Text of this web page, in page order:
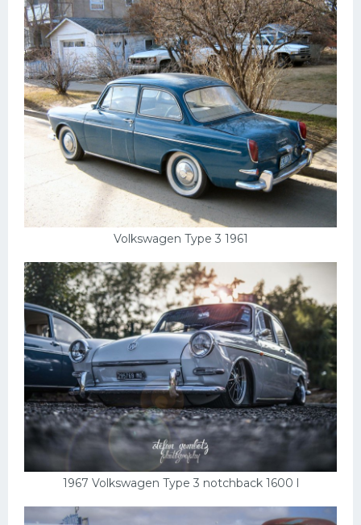
Volkswagen Type 3 1961
1967 Volkswagen Type 3 notchback 1600 l